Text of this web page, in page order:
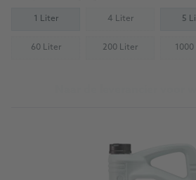
1 Liter 4 Liter
(Not available) 5
60 Liter
(Not available) 200 Liter(Not available)